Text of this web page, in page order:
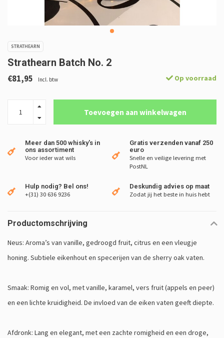
STRATHEARN
Strathearn Batch No. 2
€81,95 Incl. btw Op voorraad
Toevoegen aan winkelwagen
Meer dan 500 whisky's in
ons assortiment
Voor ieder wat wils
Gratis verzenden vanaf 250
euro
Snelle en veilige levering met
PostNL
Hulp nodig? Bel ons!
+(31) 30 636 9236
Deskundig advies op maat
Zodat jij het beste in huis hebt
Productomschrijving
Neus: Aroma’s van vanille, gedroogd fruit, citrus en een vleugje
honing. Subtiele eikenhout en specerijen van de sherry oak vaten.
Smaak: Romig en vol, met vanille, karamel, vers fruit (appels en peer)
en een lichte kruidigheid. De invloed van de eiken vaten geeft diepte.
Afdronk: Lang en elegant, met een zachte romigheid en een droge,